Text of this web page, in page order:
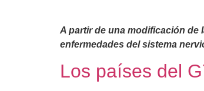
A partir de una modificación
enfermedades del sistema
Los países del